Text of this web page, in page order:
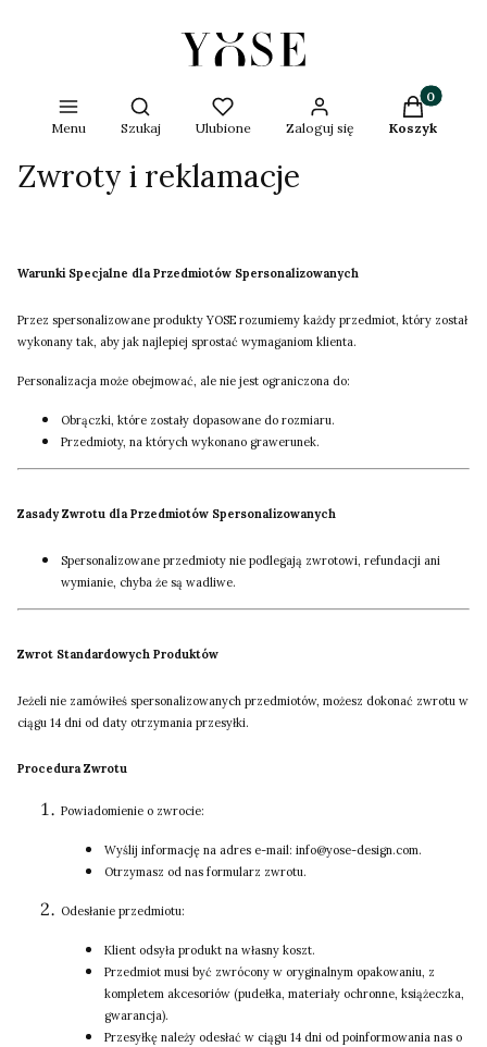
Menu
Otwórz wyszukiwarkę
Szukaj Ulubione Zaloguj się
Produkty
Koszyk
Zwroty i reklamacje
Warunki Specjalne dla Przedmiotów Spersonalizowanych
Przez spersonalizowane produkty YOSE rozumiemy każdy przedmiot, który został
wykonany tak, aby jak najlepiej sprostać wymaganiom klienta.
Personalizacja może obejmować, ale nie jest ograniczona do:
Obrączki, które zostały dopasowane do rozmiaru.
Przedmioty, na których wykonano grawerunek.
Zasady Zwrotu dla Przedmiotów Spersonalizowanych
Spersonalizowane przedmioty nie podlegają zwrotowi, refundacji ani
wymianie, chyba że są wadliwe.
Zwrot Standardowych Produktów
Jeżeli nie zamówiłeś spersonalizowanych przedmiotów, możesz dokonać zwrotu w
ciągu 14 dni od daty otrzymania przesyłki.
Procedura Zwrotu
Powiadomienie o zwrocie:
Wyślij informację na adres e-mail: info@yose-design.com.
Otrzymasz od nas formularz zwrotu.
Odesłanie przedmiotu:
Klient odsyła produkt na własny koszt.
Przedmiot musi być zwrócony w oryginalnym opakowaniu, z
kompletem akcesoriów (pudełka, materiały ochronne, książeczka,
gwarancja).
Przesyłkę należy odesłać w ciągu 14 dni od poinformowania nas o